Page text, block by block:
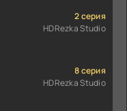
2 серия
HDRezka Studio
8 серия
HDRezka Studio